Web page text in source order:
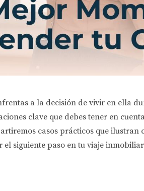
a la decisión de vivir en ella
clave que debes tener en
casos prácticos que ilustran
siguiente paso en tu viaje